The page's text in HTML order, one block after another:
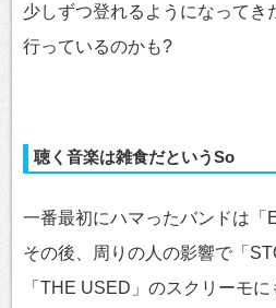
少しずつ登れるようになってき
行っているのかも?
聴く音楽は雑食だというSo
一番最初にハマったバンドは「
その後、周りの人の影響で「
「THE USED」のスクリーモに